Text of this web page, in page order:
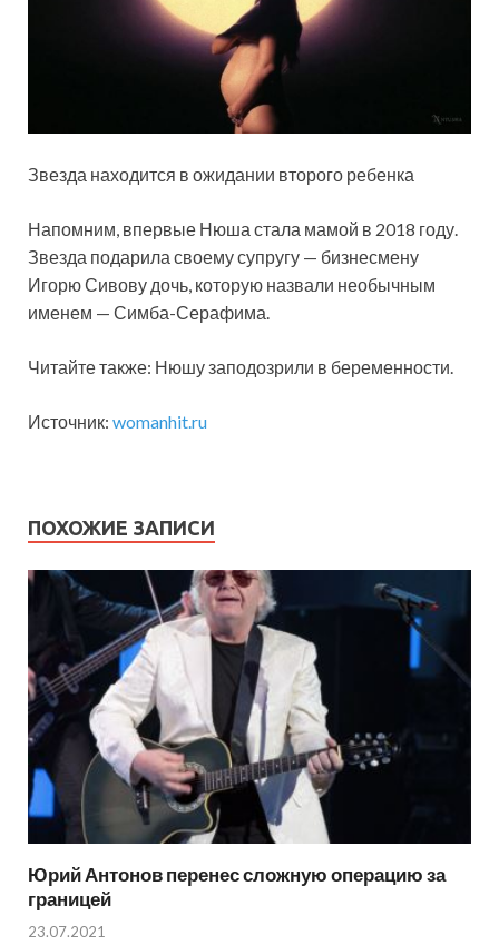
Звезда находится в ожидании второго ребенка
Напомним, впервые Нюша стала мамой в 2018 году.
Звезда подарила своему супругу — бизнесмену
Игорю Сивову дочь, которую назвали необычным
именем — Симба-Серафима.
Читайте также: Нюшу заподозрили в беременности.
Источник: womanhit.ru
ПОХОЖИЕ ЗАПИСИ
Юрий Антонов перенес сложную операцию за
границей
23.07.2021